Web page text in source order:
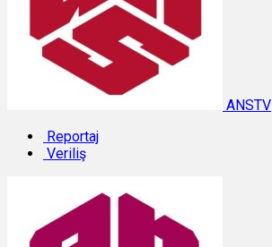
ANSTV
Reportaj
Veriliş